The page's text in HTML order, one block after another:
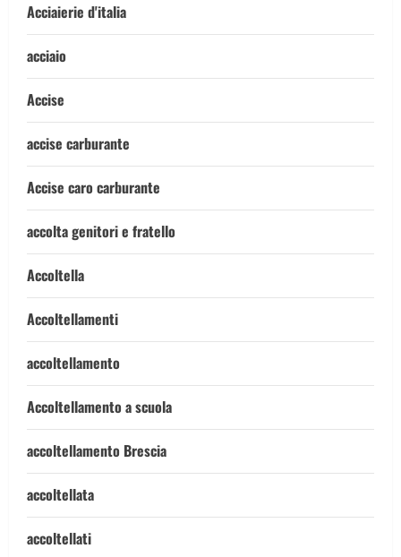
Acciaierie d'italia
acciaio
Accise
accise carburante
Accise caro carburante
accolta genitori e fratello
Accoltella
Accoltellamenti
accoltellamento
Accoltellamento a scuola
accoltellamento Brescia
accoltellata
accoltellati